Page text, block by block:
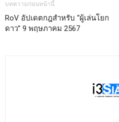
บทความก่อนหน้านี้
RoV อัปเดตกฎสำหรับ “ผู้เล่นโยก
ดาว” 9 พฤษภาคม 2567